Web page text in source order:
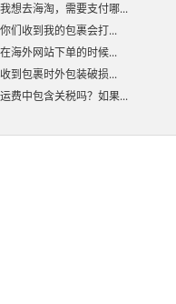
我想去海淘，需要支付哪...
你们收到我的包裹会打...
在海外网站下单的时候...
收到包裹时外包装破损...
运费中包含关税吗？如果...